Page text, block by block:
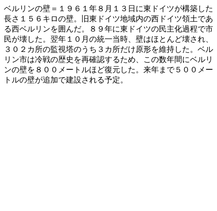
ベルリンの壁＝１９６１年８月１３日に東ドイツが構築した
長さ１５６キロの壁。旧東ドイツ地域内の西ドイツ領土であ
る西ベルリンを囲んだ。８９年に東ドイツの民主化過程で市
民が壊した。翌年１０月の統一当時、壁はほとんど壊され、
３０２カ所の監視塔のうち３カ所だけ原形を維持した。ベル
リン市は冷戦の歴史を再確認するため、この数年間にベルリ
ンの壁を８００メートルほど復元した。来年まで５００メー
トルの壁が追加で建設される予定。